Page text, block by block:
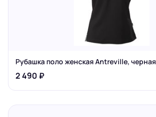
Рубашка поло женская Antreville, черная
2 490 ₽